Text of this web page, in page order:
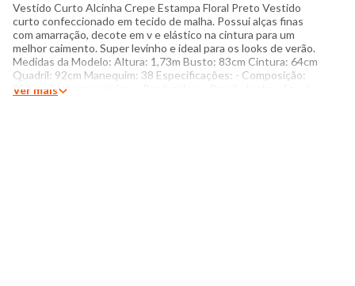
Vestido Curto Alcinha Crepe Estampa Floral Preto Vestido
curto confeccionado em tecido de malha. Possui alças finas
com amarração, decote em v e elástico na cintura para um
melhor caimento. Super levinho e ideal para os looks de verão.
Medidas da Modelo: Altura: 1,73m Busto: 83cm Cintura: 64cm
Quadril: 92cm Manequim: 38 Especificações: - Composição:
85% poliéster no mínimo - Produzido no Brasil - Instruções de
Ver mais